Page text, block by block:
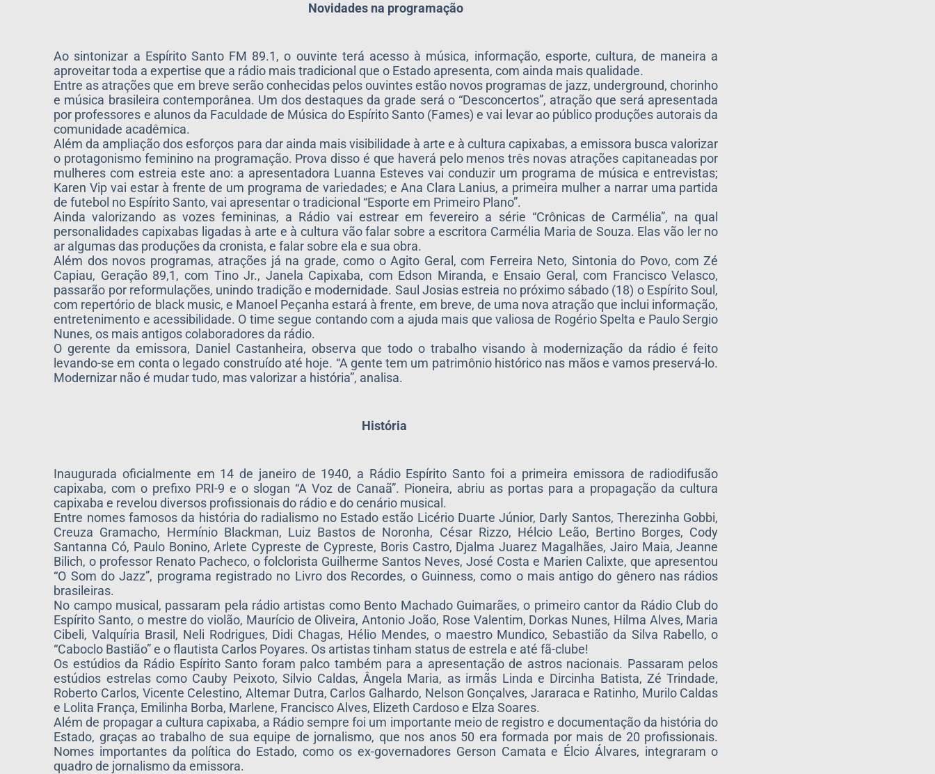
Novidades na programação
Ao sintonizar a Espírito Santo FM 89.1, o ouvinte terá acesso à música, informação, esporte, cultura, de maneira a
aproveitar toda a expertise que a rádio mais tradicional que o Estado apresenta, com ainda mais qualidade.
Entre as atrações que em breve serão conhecidas pelos ouvintes estão novos programas de jazz, underground, chorinho
e música brasileira contemporânea. Um dos destaques da grade será o “Desconcertos”, atração que será apresentada
por professores e alunos da Faculdade de Música do Espírito Santo (Fames) e vai levar ao público produções autorais da
comunidade acadêmica.
Além da ampliação dos esforços para dar ainda mais visibilidade à arte e à cultura capixabas, a emissora busca valorizar
o protagonismo feminino na programação. Prova disso é que haverá pelo menos três novas atrações capitaneadas por
mulheres com estreia este ano: a apresentadora Luanna Esteves vai conduzir um programa de música e entrevistas;
Karen Vip vai estar à frente de um programa de variedades; e Ana Clara Lanius, a primeira mulher a narrar uma partida
de futebol no Espírito Santo, vai apresentar o tradicional “Esporte em Primeiro Plano”.
Ainda valorizando as vozes femininas, a Rádio vai estrear em fevereiro a série “Crônicas de Carmélia”, na qual
personalidades capixabas ligadas à arte e à cultura vão falar sobre a escritora Carmélia Maria de Souza. Elas vão ler no
ar algumas das produções da cronista, e falar sobre ela e sua obra.
Além dos novos programas, atrações já na grade, como o Agito Geral, com Ferreira Neto, Sintonia do Povo, com Zé
Capiau, Geração 89,1, com Tino Jr., Janela Capixaba, com Edson Miranda, e Ensaio Geral, com Francisco Velasco,
passarão por reformulações, unindo tradição e modernidade. Saul Josias estreia no próximo sábado (18) o Espírito Soul,
com repertório de black music, e Manoel Peçanha estará à frente, em breve, de uma nova atração que inclui informação,
entretenimento e acessibilidade. O time segue contando com a ajuda mais que valiosa de Rogério Spelta e Paulo Sergio
Nunes, os mais antigos colaboradores da rádio.
O gerente da emissora, Daniel Castanheira, observa que todo o trabalho visando à modernização da rádio é feito
levando-se em conta o legado construído até hoje. “A gente tem um patrimônio histórico nas mãos e vamos preservá-lo.
Modernizar não é mudar tudo, mas valorizar a história”, analisa.
História
Inaugurada oficialmente em 14 de janeiro de 1940, a Rádio Espírito Santo foi a primeira emissora de radiodifusão
capixaba, com o prefixo PRI-9 e o slogan “A Voz de Canaã”. Pioneira, abriu as portas para a propagação da cultura
capixaba e revelou diversos profissionais do rádio e do cenário musical.
Entre nomes famosos da história do radialismo no Estado estão Licério Duarte Júnior, Darly Santos, Therezinha Gobbi,
Creuza Gramacho, Hermínio Blackman, Luiz Bastos de Noronha, César Rizzo, Hélcio Leão, Bertino Borges, Cody
Santanna Có, Paulo Bonino, Arlete Cypreste de Cypreste, Boris Castro, Djalma Juarez Magalhães, Jairo Maia, Jeanne
Bilich, o professor Renato Pacheco, o folclorista Guilherme Santos Neves, José Costa e Marien Calixte, que apresentou
“O Som do Jazz”, programa registrado no Livro dos Recordes, o Guinness, como o mais antigo do gênero nas rádios
brasileiras.
No campo musical, passaram pela rádio artistas como Bento Machado Guimarães, o primeiro cantor da Rádio Club do
Espírito Santo, o mestre do violão, Maurício de Oliveira, Antonio João, Rose Valentim, Dorkas Nunes, Hilma Alves, Maria
Cibeli, Valquíria Brasil, Neli Rodrigues, Didi Chagas, Hélio Mendes, o maestro Mundico, Sebastião da Silva Rabello, o
“Caboclo Bastião” e o flautista Carlos Poyares. Os artistas tinham status de estrela e até fã-clube!
Os estúdios da Rádio Espírito Santo foram palco também para a apresentação de astros nacionais. Passaram pelos
estúdios estrelas como Cauby Peixoto, Silvio Caldas, Ângela Maria, as irmãs Linda e Dircinha Batista, Zé Trindade,
Roberto Carlos, Vicente Celestino, Altemar Dutra, Carlos Galhardo, Nelson Gonçalves, Jararaca e Ratinho, Murilo Caldas
e Lolita França, Emilinha Borba, Marlene, Francisco Alves, Elizeth Cardoso e Elza Soares.
Além de propagar a cultura capixaba, a Rádio sempre foi um importante meio de registro e documentação da história do
Estado, graças ao trabalho de sua equipe de jornalismo, que nos anos 50 era formada por mais de 20 profissionais.
Nomes importantes da política do Estado, como os ex-governadores Gerson Camata e Élcio Álvares, integraram o
quadro de jornalismo da emissora.